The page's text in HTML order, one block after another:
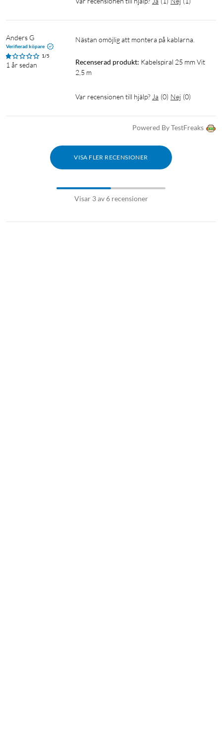
Anders G
Verifierad köpare
1/5
1 år sedan
Nästan omöjlig att montera på kablarna.
Recenserad produkt: Kabelspiral 25 mm Vit
2,5 m
Var recensionen till hjälp? Ja (0) Nej (0)
Powered By TestFreaks
VISA FLER RECENSIONER
Visar 3 av 6 recensioner